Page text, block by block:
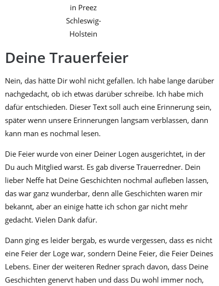
in Preez
Schleswig-
Holstein
Deine Trauerfeier
Nein, das hätte Dir wohl nicht gefallen. Ich habe lange darüber
nachgedacht, ob ich etwas darüber schreibe. Ich habe mich
dafür entschieden. Dieser Text soll auch eine Erinnerung sein,
später wenn unsere Erinnerungen langsam verblassen, dann
kann man es nochmal lesen.
Die Feier wurde von einer Deiner Logen ausgerichtet, in der
Du auch Mitglied warst. Es gab diverse Trauerredner. Dein
lieber Neffe hat Deine Geschichten nochmal aufleben lassen,
das war ganz wunderbar, denn alle Geschichten waren mir
bekannt, aber an einige hatte ich schon gar nicht mehr
gedacht. Vielen Dank dafür.
Dann ging es leider bergab, es wurde vergessen, dass es nicht
eine Feier der Loge war, sondern Deine Feier, die Feier Deines
Lebens. Einer der weiteren Redner sprach davon, dass Deine
Geschichten genervt haben und dass Du wohl immer noch,